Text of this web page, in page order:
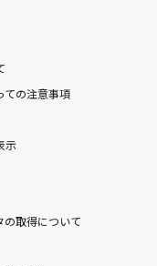
ての注意事項
示
の取得について